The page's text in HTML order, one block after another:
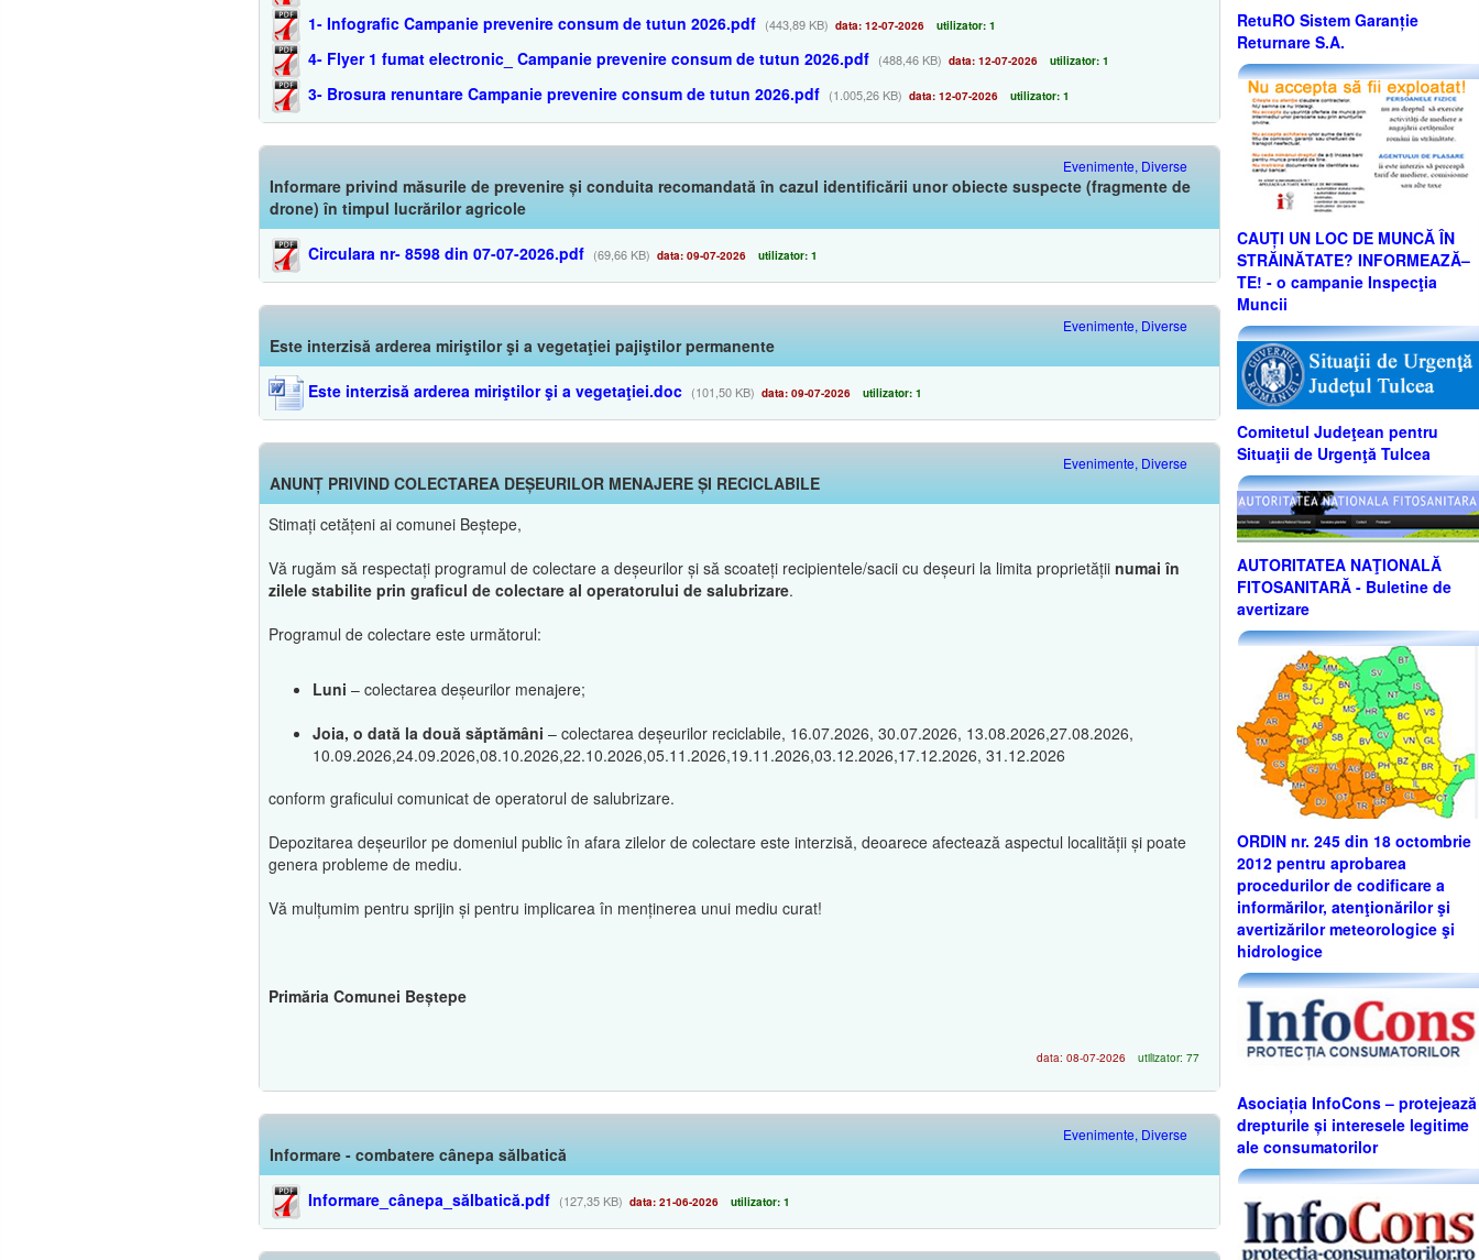
1- Infografic Campanie prevenire consum de tutun 2026.pdf (443,89 KB) data: 12-07-2026 utilizator: 1
4- Flyer 1 fumat electronic_ Campanie prevenire consum de tutun 2026.pdf (488,46 KB) data: 12-07-2026 utilizator: 1
3- Brosura renuntare Campanie prevenire consum de tutun 2026.pdf (1.005,26 KB) data: 12-07-2026 utilizator: 1
Evenimente, Diverse
Informare privind măsurile de prevenire și conduita recomandată în cazul identificării unor obiecte suspecte (fragmente de
drone) în timpul lucrărilor agricole
Circulara nr- 8598 din 07-07-2026.pdf (69,66 KB) data: 09-07-2026 utilizator: 1
Evenimente, Diverse
Este interzisă arderea miriştilor şi a vegetaţiei pajiştilor permanente
Este interzisă arderea miriştilor şi a vegetaţiei.doc (101,50 KB) data: 09-07-2026 utilizator: 1
Evenimente, Diverse
ANUNȚ PRIVIND COLECTAREA DEȘEURILOR MENAJERE ȘI RECICLABILE
Stimați cetățeni ai comunei Beștepe,
Vă rugăm să respectați programul de colectare a deșeurilor și să scoateți recipientele/sacii cu deșeuri la limita proprietății numai în
zilele stabilite prin graficul de colectare al operatorului de salubrizare.
Programul de colectare este următorul:
Luni – colectarea deșeurilor menajere;
Joia, o dată la două săptămâni – colectarea deșeurilor reciclabile, 16.07.2026, 30.07.2026, 13.08.2026,27.08.2026,
10.09.2026,24.09.2026,08.10.2026,22.10.2026,05.11.2026,19.11.2026,03.12.2026,17.12.2026, 31.12.2026
conform graficului comunicat de operatorul de salubrizare.
Depozitarea deșeurilor pe domeniul public în afara zilelor de colectare este interzisă, deoarece afectează aspectul localității și poate
genera probleme de mediu.
Vă mulțumim pentru sprijin și pentru implicarea în menținerea unui mediu curat!
Primăria Comunei Beștepe
data: 08-07-2026 utilizator: 77
Evenimente, Diverse
Informare - combatere cânepa sălbatică
Informare_cânepa_sălbatică.pdf (127,35 KB) data: 21-06-2026 utilizator: 1
RetuRO Sistem Garanție
Returnare S.A.
CAUȚI UN LOC DE MUNCĂ ÎN
STRĂINĂTATE? INFORMEAZĂ–
TE! - o campanie Inspecţia
Muncii
Comitetul Judeţean pentru
Situaţii de Urgenţă Tulcea
AUTORITATEA NAŢIONALĂ
FITOSANITARĂ - Buletine de
avertizare
ORDIN nr. 245 din 18 octombrie
2012 pentru aprobarea
procedurilor de codificare a
informărilor, atenţionărilor şi
avertizărilor meteorologice şi
hidrologice
Asociația InfoCons – protejează
drepturile și interesele legitime
ale consumatorilor